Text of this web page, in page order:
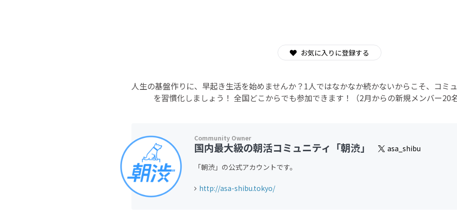
お気に入りに登録する
人生の基盤作りに、早起き生活を始めませんか？1人ではなかなか続かないからこそ、コミ
を習慣化しましょう！ 全国どこからでも参加できます！（2月からの新規メンバー20
国内最大級の朝活コミュニティ「朝渋」
asa_shibu
「朝渋」の公式アカウントです。
http://asa-shibu.tokyo/